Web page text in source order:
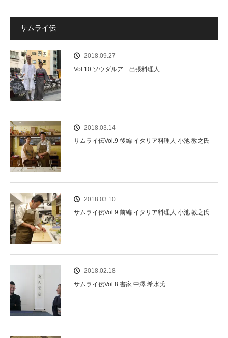
サムライ伝
2018.09.27
Vol.10 ソウダルア 出張料理人
2018.03.14
サムライ伝Vol.9 後編 イタリア料理人 小池 教之氏
2018.03.10
サムライ伝Vol.9 前編 イタリア料理人 小池 教之氏
2018.02.18
サムライ伝Vol.8 書家 中澤 希水氏